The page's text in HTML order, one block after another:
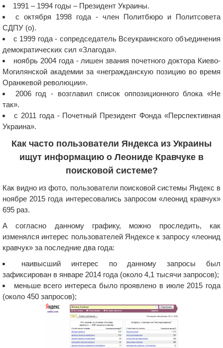
1991 – 1994 годы – Президент Украины.
с октября 1998 года - член Политбюро и Политсовета
СДПУ (о).
с 1999 года - сопредседатель Всеукраинского объединения
демократических сил «Злагода».
ноябрь 2004 года - лишен звания почетного доктора Киево-
Могилянской академии за «негражданскую позицию во время
Оранжевой революции».
2006 год - возглавил список оппозиционного блока «Не
так».
с 2011 года - Почетный Президент Фонда «Перспективная
Украина».
Как часто пользователи Яндекса из Украины
ищут информацию о Леониде Кравчуке в
поисковой системе?
Как видно из фото, пользователи поисковой системы Яндекс в
ноябре 2015 года интересовались запросом «леонид кравчук»
695 раз.
А согласно данному графику, можно проследить, как
изменялся интерес пользователей Яндексе к запросу «леонид
кравчук» за последние два года:
наивысший интерес по данному запросы был
зафиксирован в январе 2014 года (около 4,1 тысячи запросов);
меньше всего интереса было проявлено в июле 2015 года
(около 450 запросов);